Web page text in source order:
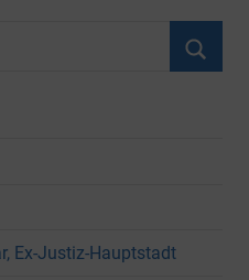
Ex-Justiz-Hauptstadt